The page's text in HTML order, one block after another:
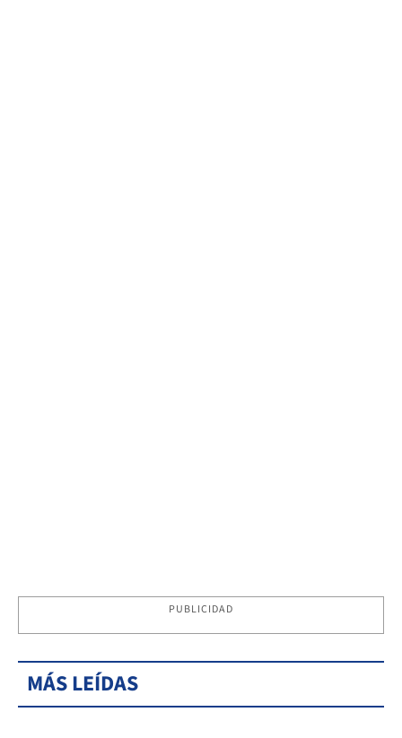
PUBLICIDAD
MÁS LEÍDAS